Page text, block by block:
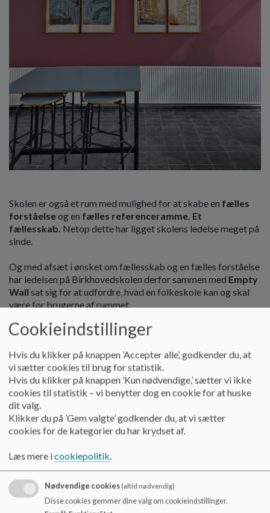
Skolen er også et rum med mulighed for at skabe en fælles
forståelseog en fælles referenceramme. Et
fællesskab. Netop dette har ligget skolens ledelse meget på
sinde.
Og med afsæt i ønsket om fællesskab og en fælles forståelse
har ledelsen på Birkhovedskolen derfor sammen med Empty
Wall sat sig for at udfordre, hvad en folkeskole kan og skal
være for brugerne af rummet.
Empty Wall gør kunst tilgængelig for alle - og netop den
tilgængelighed vil vi gerne give videre her på
Birkhovedskolen.
Derfor har Empty Wall nøje udvalgt en række kunsttryk og
plakater, som nu hænger rundt omkring på matriklen, hvor
alle der har deres gang på skolen kan nyde dem.
Cookieindstillinger
Hvis du klikker på knappen ’Accepter alle’, godkender du, at
vi sætter cookies til brug for statistik.
Hvis du klikker på knappen ’Kun nødvendige,’ sætter vi ikke
cookies til statistik – vi benytter dog en cookie for at huske
dit valg.
Klikker du på ’Gem valgte’ godkender du, at vi sætter
cookies for de kategorier du har krydset af.
Læs mere icookiepolitik.
Nødvendige cookies(altid nødvendig)
Disse cookies gemmer dine valg om cookieindstillinger.